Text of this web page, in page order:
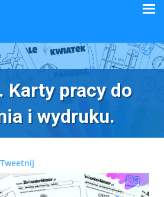
Karty pracy do
i wydruku.
Tweetnij